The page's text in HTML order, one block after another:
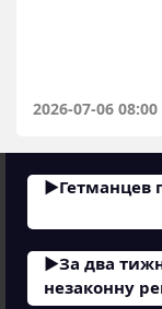
2026-07-06 08:00
Гетманцев
За два
незаконну